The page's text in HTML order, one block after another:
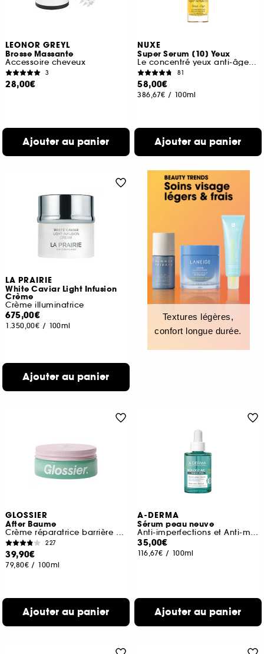
LEONOR GREYL
Brosse Massante
Accessoire cheveux
3
28,00€
Ajouter au panier
NUXE
Super Serum [10] Yeux
Le concentré yeux anti-âge universe
81
58,00€
386,67€ / 100ml
Ajouter au panier
LA PRAIRIE
White Caviar Light Infusion
Crème
Crème illuminatrice
675,00€
1.350,00€ / 100ml
Ajouter au panier
Textures légères,
confort longue durée.
GLOSSIER
After Baume
Crème réparatrice barrière hydratante
227
39,90€
79,80€ / 100ml
Ajouter au panier
A-DERMA
Sérum peau neuve
Anti-imperfections et Anti-marques
35,00€
116,67€ / 100ml
Ajouter au panier